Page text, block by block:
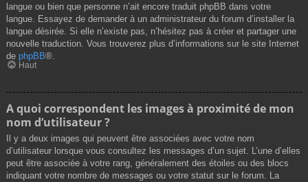
langue ou bien que personne n’ait encore traduit phpBB dans votre
langue. Essayez de demander à un administrateur du forum d’installer la
langue désirée. Si elle n’existe pas, n’hésitez pas à créer et partager une
nouvelle traduction. Vous trouverez plus d’informations sur le site Internet
de phpBB®.
Haut
A quoi correspondent les images à proximité de mon
nom d’utilisateur ?
Il y a deux images qui peuvent être associées avec votre nom
d’utilisateur lorsque vous consultez les messages d’un sujet. L’une d’elles
peut être associée à votre rang, généralement des étoiles ou des blocs
indiquant votre nombre de messages ou votre statut sur le forum. La